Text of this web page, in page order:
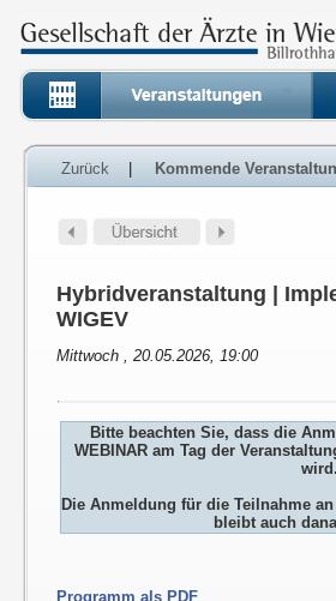
Zurück Kommende
Hybridveranstaltung |
WIGEV
Mittwoch , 20.05.2026, 19:00
Bitte beachten Sie, dass die
WEBINAR am Tag der
wird.
Die Anmeldung für die Teilnahme an
bleibt auch
Programm als PDF